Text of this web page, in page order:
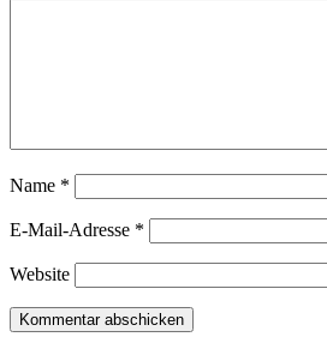
Name *
E-Mail-Adresse *
Website